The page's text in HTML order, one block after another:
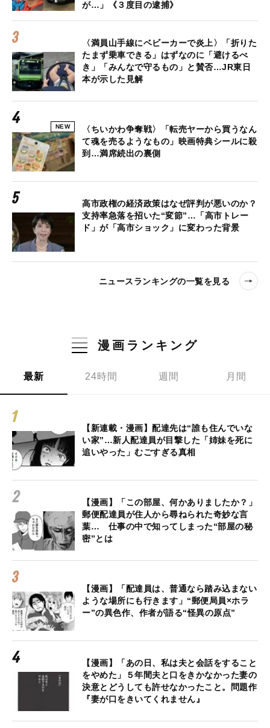
が…」《３度目の逮捕》
〈満員山手線にベビーカーで炎上〉「折りた
たまず乗車できる」はずなのに「避けるべ
き」「みんなで守るもの」と賛否…JR東日
本が示した見解
NEW
〈ちいかわ争奪戦〉「転売ヤーから買うなん
て魂を売るようなもの」映画特典シールに殺
到…満席続出の裏側
高市政権の経済政策はなぜ評判が悪いのか？
支持率急落を招いた“変節”…「高市トレー
ド」が「高市ショック」に変わった背景
ニュースランキングの一覧を見る
漫画ランキング
最新 24時間 週間 月間
【新連載・漫画】配達先は“誰も住んでいな
い家”…新人配達員が目撃した「姉妹を死に
追いやった」むごすぎる真相
【漫画】「この部屋、何かありましたか？」
郵便配達員が住人から尋ねられた奇妙な言
葉… 仕事の中で知ってしまった“部屋の秘
密”とは
【漫画】「配達員は、普通なら踏み込まない
ような場所にも行きます」“郵便局員×ホラ
ー”の異色作、作者が語る“怪異の原点”
【漫画】「あの日、私は夫と会話をすること
をやめた」５年間夫と口をきかなかった妻の
決意とどうしても許せなかったこと。問題作
『妻が口をきいてくれません』